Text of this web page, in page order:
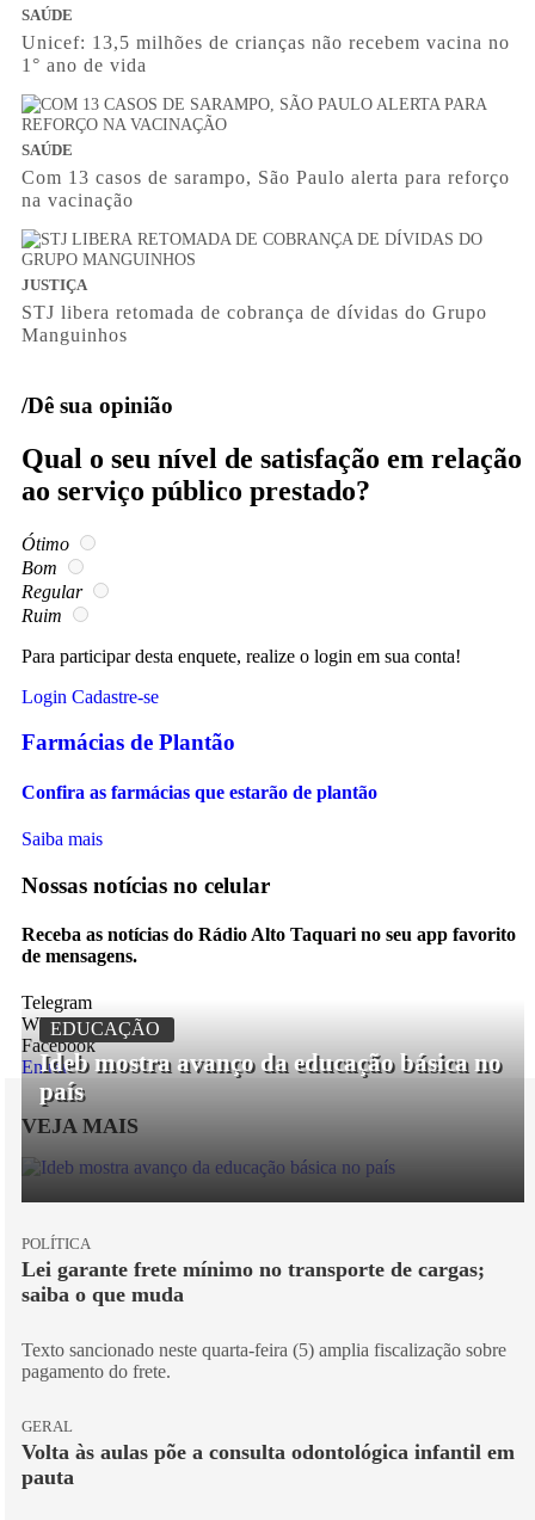
SAÚDE
Unicef: 13,5 milhões de crianças não recebem vacina no
1° ano de vida
SAÚDE
Com 13 casos de sarampo, São Paulo alerta para reforço
na vacinação
JUSTIÇA
STJ libera retomada de cobrança de dívidas do Grupo
Manguinhos
/Dê sua opinião
Qual o seu nível de satisfação em relação
ao serviço público prestado?
Ótimo
Bom
Regular
Ruim
Para participar desta enquete, realize o login em sua conta!
Login Cadastre-se
Farmácias de Plantão
Confira as farmácias que estarão de plantão
Saiba mais
Nossas notícias no celular
Receba as notícias do Rádio Alto Taquari no seu app favorito
de mensagens.
Telegram
Whatsapp
Facebook
Entrar
VEJA MAIS
EDUCAÇÃO
Ideb mostra avanço da educação básica no
país
POLÍTICA
Lei garante frete mínimo no transporte de cargas;
saiba o que muda
Texto sancionado neste quarta-feira (5) amplia fiscalização sobre
pagamento do frete.
GERAL
Volta às aulas põe a consulta odontológica infantil em
pauta